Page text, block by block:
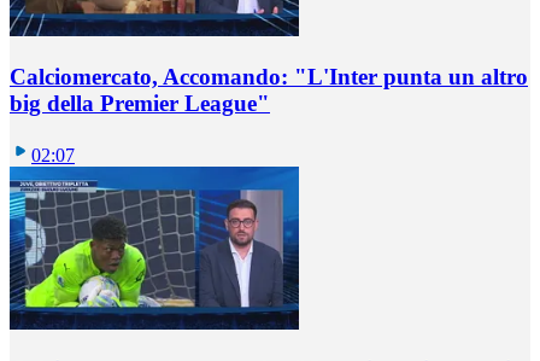
Calciomercato, Accomando: "L'Inter punta un altro
big della Premier League"
02:07